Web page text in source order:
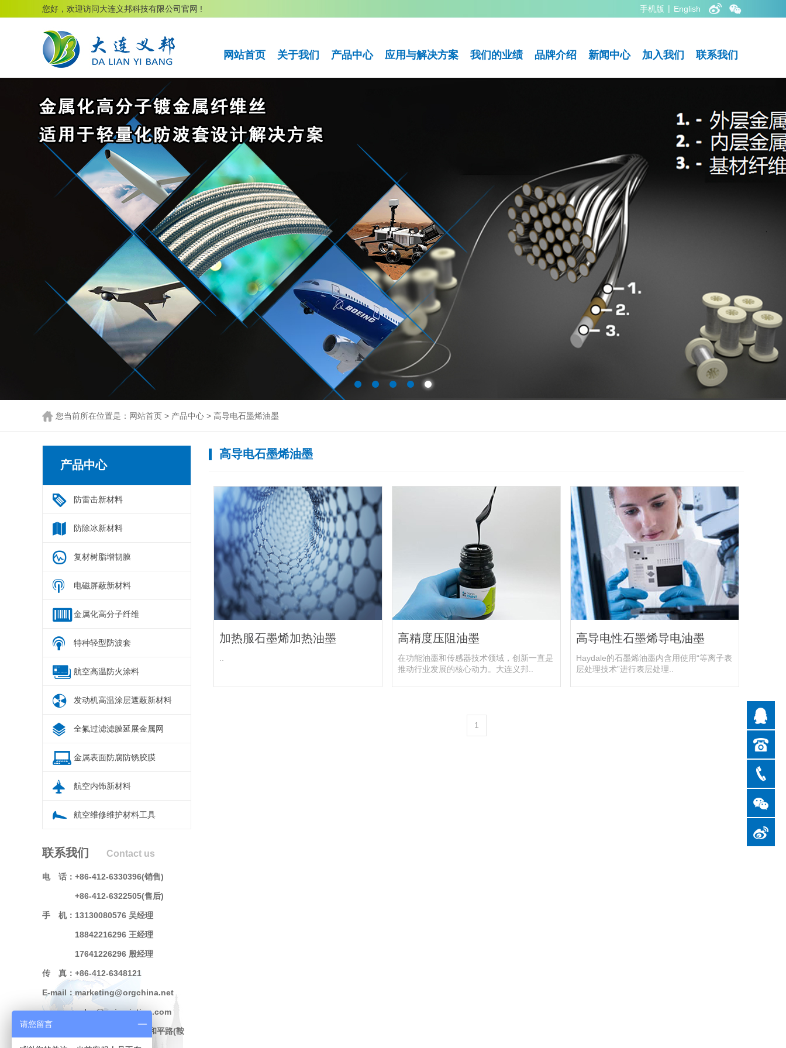
您好，欢迎访问大连义邦科技有限公司官网 ! 手机版 | English
网站首页 关于我们 产品中心 应用与解决方案 我们的业绩 品牌介绍 新闻中心 加入我们 联系我们
您当前所在位置是： 网站首页 > 产品中心 > 高导电石墨烯油墨
产品中心
防雷击新材料
防除冰新材料
复材树脂增韧膜
电磁屏蔽新材料
金属化高分子纤维
特种轻型防波套
航空高温防火涂料
发动机高温涂层遮蔽新材料
全氟过滤滤膜延展金属网
金属表面防腐防锈胶膜
航空内饰新材料
航空维修维护材料工具
联系我们 Contact us
电 话： +86-412-6330396(销售)
+86-412-6322505(售后)
手 机： 13130080576 吴经理
18842216296 王经理
17641226296 殷经理
传 真： +86-412-6348121
E-mail：marketing@orgchina.net
sales@uni-aviation.com
地 址： 辽宁省鞍山市铁东区和平路(鞍
高导电石墨烯油墨
加热服石墨烯加热油墨 高精度压阻油墨
在功能油墨和传感器技术领域，创新一直是
推动行业发展的核心动力。大连义邦..
高导电性石墨烯导电油墨
Haydale的石墨烯油墨内含用使用“等离子表
层处理技术”进行表层处理..
1
请您留言